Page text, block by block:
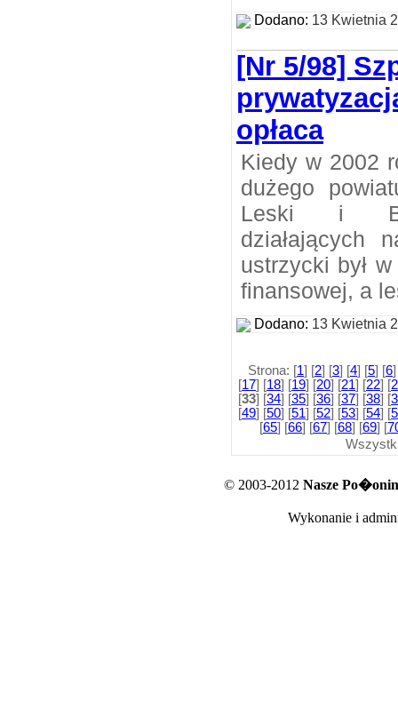
Dodano: 13 Kwietnia
[Nr 5/98]
opłaca
Kiedy w 2002
dużego
Leski i
działających
ustrzycki był
finansowej, a
Dodano: 13 Kwietnia
Strona: [1] [2] [3] [4] [5] [6
[17] [18] [19] [20] [21] [22] [
[33] [34] [35] [36] [37] [38] [
[49] [50] [51] [52] [53] [54] [
[65] [66] [67] [68] [69] [
© 2003-2012 Nasze
Wykonanie i